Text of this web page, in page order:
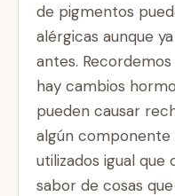
de pigmentos
alérgicas aunque
antes.
hay cambios
pueden causar
algún
utilizados igual
sabor de cosas